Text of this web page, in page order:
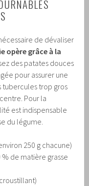
de dévaliser
opère grâce à la
des patates douces
pour assurer une
tubercules trop gros
Pour la
est indispensable
du légume.
250 g chacune)
de matière grasse